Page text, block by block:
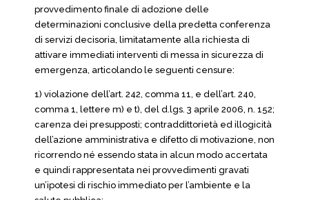
provvedimento finale di adozione delle
determinazioni conclusive della predetta conferenza
di servizi decisoria, limitatamente alla richiesta di
attivare immediati interventi di messa in sicurezza di
emergenza, articolando le seguenti censure:
1) violazione dell’art. 242, comma 11, e dell’art. 240,
comma 1, lettere m) e t), del d.lgs. 3 aprile 2006, n. 152;
carenza dei presupposti; contraddittorietà ed illogicità
dell’azione amministrativa e difetto di motivazione, non
ricorrendo né essendo stata in alcun modo accertata
e quindi rappresentata nei provvedimenti gravati
un’ipotesi di rischio immediato per l’ambiente e la